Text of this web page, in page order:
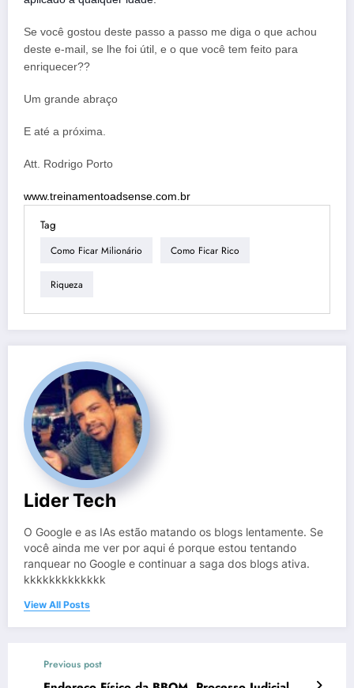
Se você gostou deste passo a passo me diga o que achou
deste e-mail, se lhe foi útil, e o que você tem feito para
enriquecer??
Um grande abraço
E até a próxima.
Att. Rodrigo Porto
www.treinamentoadsense.com.br
Tag
Como Ficar Milionário Como Ficar Rico
Riqueza
Lider Tech
O Google e as IAs estão matando os blogs lentamente. Se
você ainda me ver por aqui é porque estou tentando
ranquear no Google e continuar a saga dos blogs ativa.
kkkkkkkkkkkkk
View All Posts
Previous post